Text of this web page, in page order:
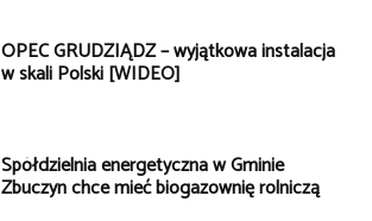
OPEC GRUDZIĄDZ – wyjątkowa instalacja
w skali Polski [WIDEO]
Spółdzielnia energetyczna w Gminie
Zbuczyn chce mieć biogazownię rolniczą